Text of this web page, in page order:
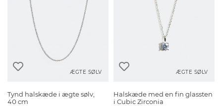
ÆGTE SØLV
Tynd halskæde i ægte sølv,
40 cm
ÆGTE SØLV
Halskæde med en fin glassten
i Cubic Zirconia